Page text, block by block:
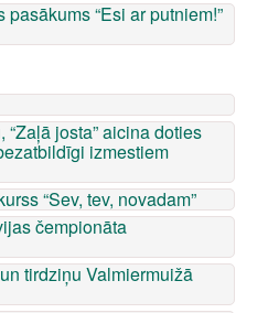
“Esi ar putniem!”
josta” aicina doties
izmestiem
“Sev, tev, novadam”
čempionāta
tirdziņu Valmiermuižā